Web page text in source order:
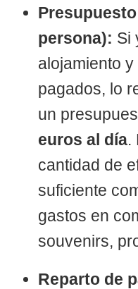
persona): Si
alojamiento
pagados, lo
un
euros al día.
cantidad de
suficiente
gastos en
souvenirs,
Reparto de